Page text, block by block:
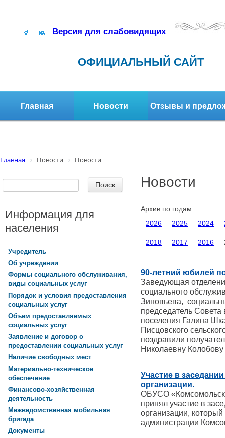
Версия для слабовидящих
ОФИЦИАЛЬНЫЙ САЙТ
Главная Новости Отзывы и
Главная Новости Новости
Новости
Архив по годам
2026
2025 2024
2018 2017 2016
90-летний юбилей
Заведующая
социального
Зиновьева,
председатель Совета
поселения Галина
Писцовского
поздравили
Николаевну
Участие в
организации.
ОБУСО
принял участие в
организации,
администрации
Информация для
населения
Учредитель
Об учреждении
Формы социального обслуживания,
виды социальных услуг
Порядок и условия предоставления
социальных услуг
Объем предоставляемых
социальных услуг
Заявление и договор о
предоставлении социальных услуг
Наличие свободных мест
Материально-техническое
обеспечение
Финансово-хозяйственная
деятельность
Межведомственная мобильная
бригада
Документы